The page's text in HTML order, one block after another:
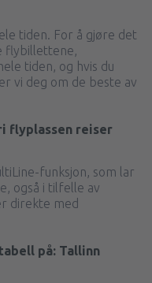
tiden. For å gjøre det
flybillettene,
tiden, og hvis du
vi deg om de beste av
flyplassen reiser
funksjon, som lar
også i tilfelle av
direkte med
på: Tallinn